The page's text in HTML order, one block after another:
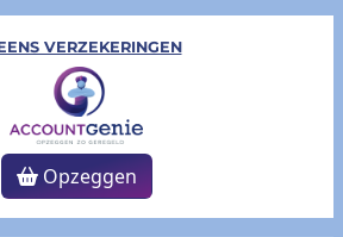
VERZEKERINGEN
Opzeggen